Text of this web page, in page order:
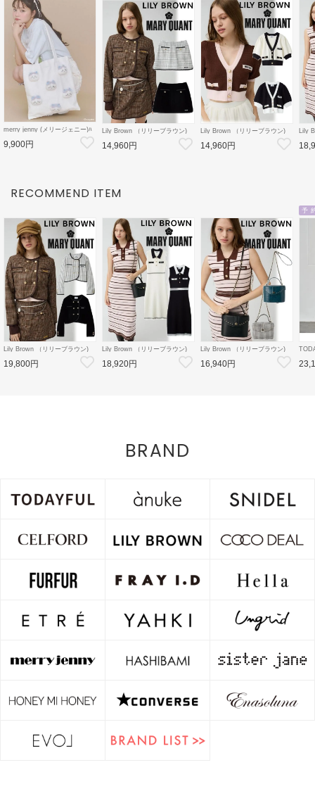
merry jenny (メリージェニー)ﾊ
【2826419012】トートバッグ
【ちいかわコラボ】
9,900円
Lily Brown （リリーブラウン)
【LB×MARY QUANT】ミニス
カート 26秋冬
【LWFS264101】フレアスカー
14,960円
Lily Brown （リリーブラウン)
【LB×MARY QUANT】ニット
カーディガン 26秋冬
【LWND264109】カーディガン
14,960円
Lily
ット
【
RECOMMEND ITEM
Lily Brown （リリーブラウン)
【LB×MARY QUANT】ダブル
ボタンジャケット 26秋冬
【LWFJ264100】ジャケット
19,800円
Lily Brown （リリーブラウン)
【LB×MARY QUANT】ポロニ
ットワンピース 26秋冬
【LWNO264110】フレアワンピ
18,920円
Lily Brown （リリーブラウン)
【LB×MARY QUANT】スタッ
ズバニティバッグ 26秋冬
【LWGB264343】ハンド・ショ
16,940円
予
26秋
BRAND